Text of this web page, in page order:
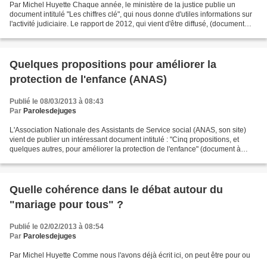
Par Michel Huyette Chaque année, le ministère de la justice publie un
document intitulé "Les chiffres clé", qui nous donne d'utiles informations sur
l'activité judiciaire. Le rapport de 2012, qui vient d'être diffusé, (document
Quelques propositions pour améliorer la
protection de l'enfance (ANAS)
Publié le 08/03/2013 à 08:43
Par Parolesdejuges
L'Association Nationale des Assistants de Service social (ANAS, son site)
vient de publier un intéressant document intitulé : "Cinq propositions, et
quelques autres, pour améliorer la protection de l'enfance" (document à
Quelle cohérence dans le débat autour du
"mariage pour tous" ?
Publié le 02/02/2013 à 08:54
Par Parolesdejuges
Par Michel Huyette Comme nous l'avons déjà écrit ici, on peut être pour ou